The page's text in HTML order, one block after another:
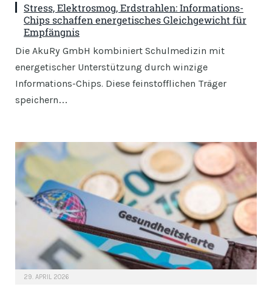
Stress, Elektrosmog, Erdstrahlen: Informations-
Chips schaffen energetisches Gleichgewicht für
Empfängnis
Die AkuRy GmbH kombiniert Schulmedizin mit
energetischer Unterstützung durch winzige
Informations-Chips. Diese feinstofflichen Träger
speichern…
29. APRIL 2026